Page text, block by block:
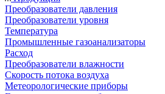
Преобразователи давления
Преобразователи уровня
Температура
Промышленные газоанализаторы
Расход
Преобразователи влажности
Скорость потока воздуха
Метеорологические приборы